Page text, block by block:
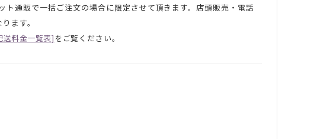
通販で一括ご注文の場合に限定させて頂きます。店頭販売・電話
ます。
送料金一覧表] をご覧ください。